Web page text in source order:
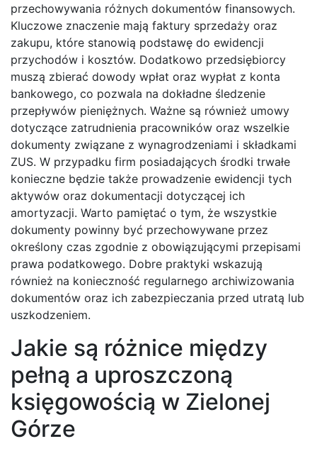
przechowywania różnych dokumentów finansowych.
Kluczowe znaczenie mają faktury sprzedaży oraz
zakupu, które stanowią podstawę do ewidencji
przychodów i kosztów. Dodatkowo przedsiębiorcy
muszą zbierać dowody wpłat oraz wypłat z konta
bankowego, co pozwala na dokładne śledzenie
przepływów pieniężnych. Ważne są również umowy
dotyczące zatrudnienia pracowników oraz wszelkie
dokumenty związane z wynagrodzeniami i składkami
ZUS. W przypadku firm posiadających środki trwałe
konieczne będzie także prowadzenie ewidencji tych
aktywów oraz dokumentacji dotyczącej ich
amortyzacji. Warto pamiętać o tym, że wszystkie
dokumenty powinny być przechowywane przez
określony czas zgodnie z obowiązującymi przepisami
prawa podatkowego. Dobre praktyki wskazują
również na konieczność regularnego archiwizowania
dokumentów oraz ich zabezpieczania przed utratą lub
uszkodzeniem.
Jakie są różnice między
pełną a uproszczoną
księgowością w Zielonej
Górze